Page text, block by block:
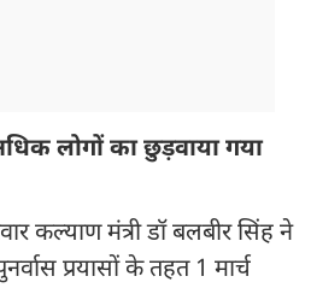
लोगों का छुड़वाया गया
कल्याण मंत्री डॉ बलबीर सिंह ने
प्रयासों के तहत 1 मार्च